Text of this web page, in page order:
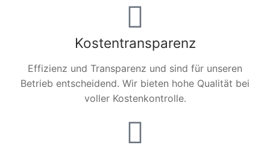
Kostentransparenz
Effizienz und Transparenz und sind für unseren
Betrieb entscheidend. Wir bieten hohe Qualität bei
voller Kostenkontrolle.